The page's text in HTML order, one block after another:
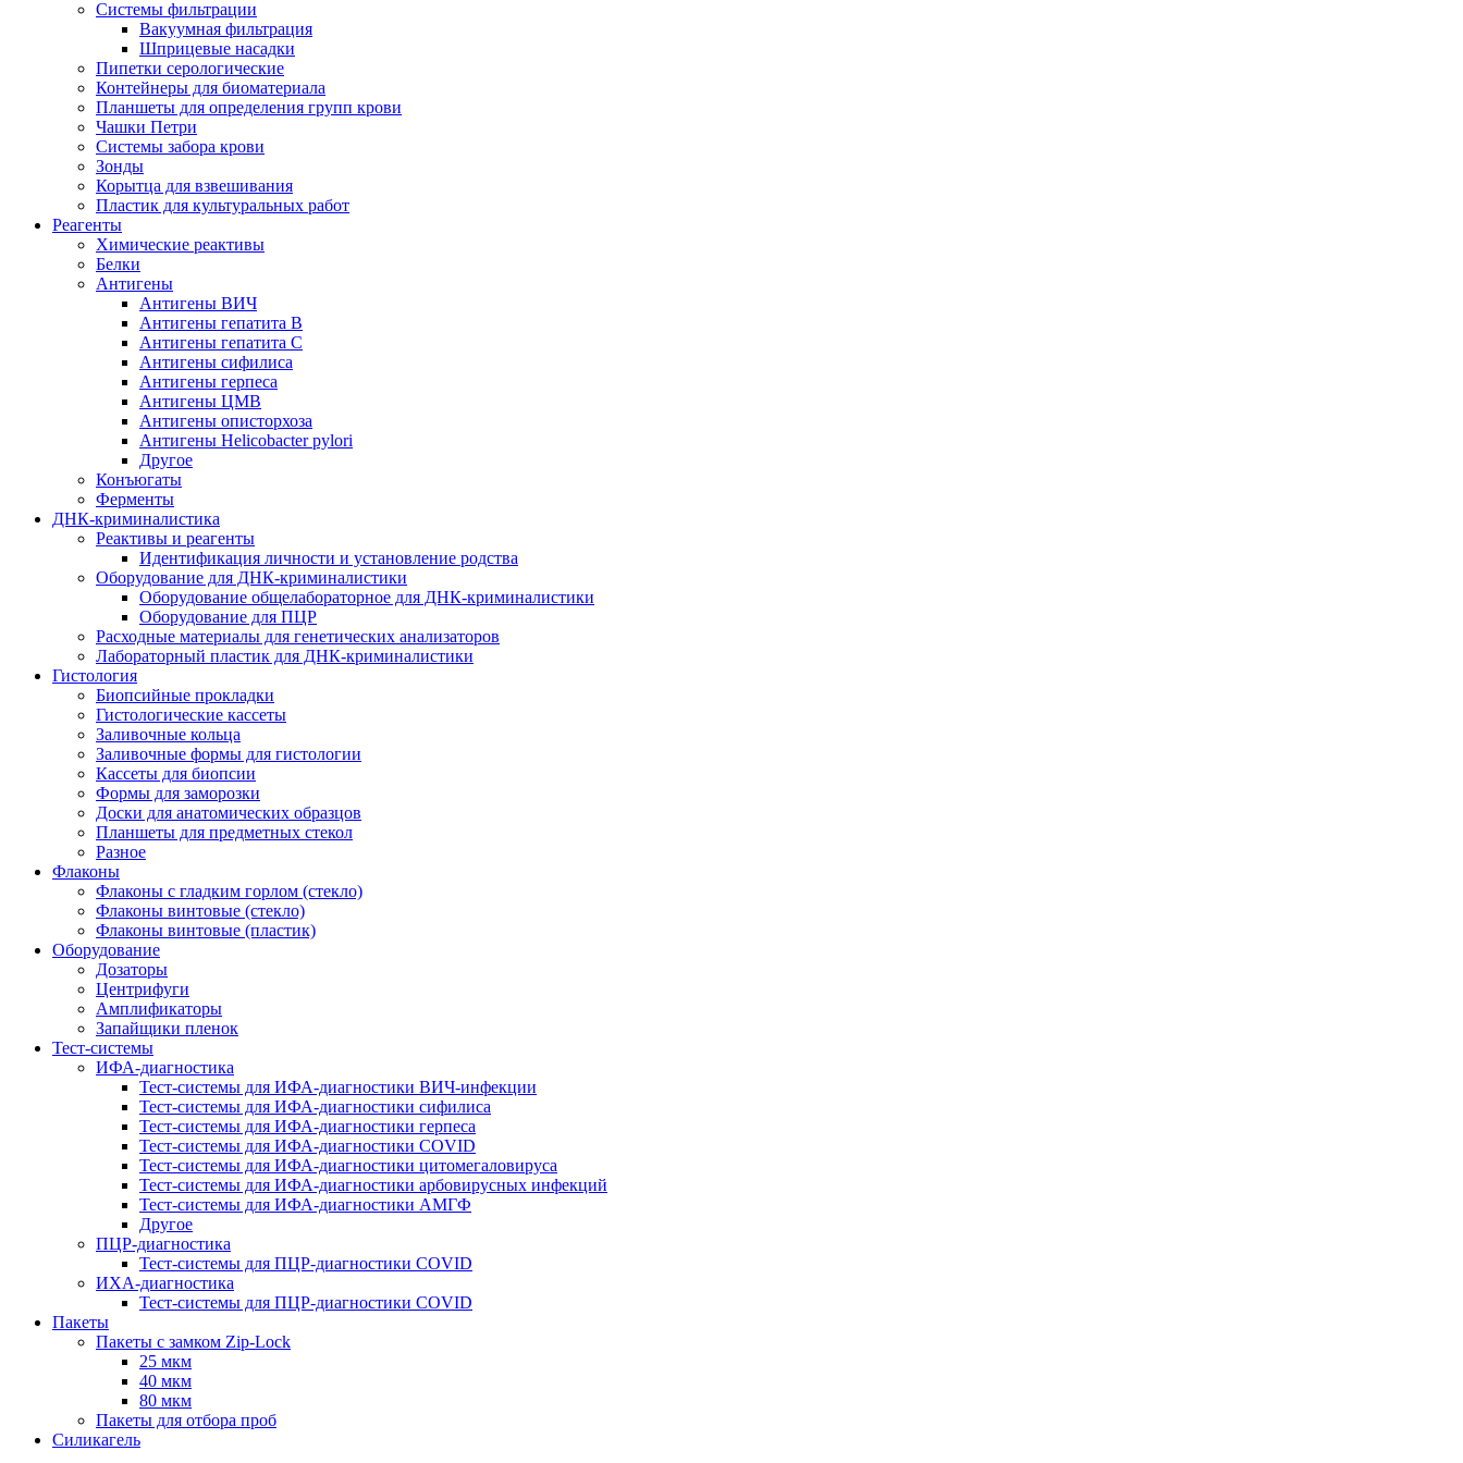
Системы фильтрации
Вакуумная фильтрация
Шприцевые насадки
Пипетки серологические
Контейнеры для биоматериала
Планшеты для определения групп крови
Чашки Петри
Системы забора крови
Зонды
Корытца для взвешивания
Пластик для культуральных работ
Реагенты
Химические реактивы
Белки
Антигены
Антигены ВИЧ
Антигены гепатита B
Антигены гепатита C
Антигены сифилиса
Антигены герпеса
Антигены ЦМВ
Антигены описторхоза
Антигены Helicobacter pylori
Другое
Конъюгаты
Ферменты
ДНК-криминалистика
Реактивы и реагенты
Идентификация личности и установление родства
Оборудование для ДНК-криминалистики
Оборудование общелабораторное для ДНК-криминалистики
Оборудование для ПЦР
Расходные материалы для генетических анализаторов
Лабораторный пластик для ДНК-криминалистики
Гистология
Биопсийные прокладки
Гистологические кассеты
Заливочные кольца
Заливочные формы для гистологии
Кассеты для биопсии
Формы для заморозки
Доски для анатомических образцов
Планшеты для предметных стекол
Разное
Флаконы
Флаконы с гладким горлом (стекло)
Флаконы винтовые (стекло)
Флаконы винтовые (пластик)
Оборудование
Дозаторы
Центрифуги
Амплификаторы
Запайщики пленок
Тест-системы
ИФА-диагностика
Тест-системы для ИФА-диагностики ВИЧ-инфекции
Тест-системы для ИФА-диагностики сифилиса
Тест-системы для ИФА-диагностики герпеса
Тест-системы для ИФА-диагностики COVID
Тест-системы для ИФА-диагностики цитомегаловируса
Тест-системы для ИФА-диагностики арбовирусных инфекций
Тест-системы для ИФА-диагностики АМГФ
Другое
ПЦР-диагностика
Тест-системы для ПЦР-диагностики COVID
ИХА-диагностика
Тест-системы для ПЦР-диагностики COVID
Пакеты
Пакеты с замком Zip-Lock
25 мкм
40 мкм
80 мкм
Пакеты для отбора проб
Силикагель